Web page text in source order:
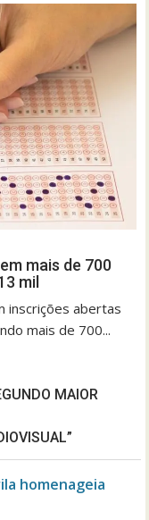
mais de 700
mil
inscrições abertas
mais de 700...
MAIOR
homenageia